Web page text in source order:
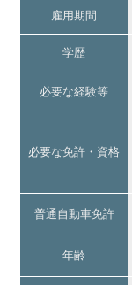
雇用期間
学歴
必要な経験等
必要な免許・資格
普通自動車免許
年齢